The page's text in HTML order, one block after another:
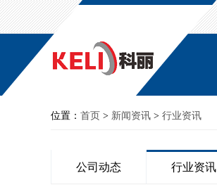
位置： 首页 > 新闻资讯 > 行业资讯
公司动态 行业资讯